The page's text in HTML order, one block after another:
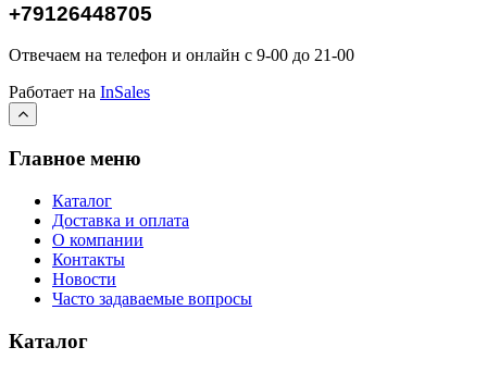
+79126448705
Отвечаем на телефон и онлайн с 9-00 до 21-00
Работает на InSales
Главное меню
Каталог
Доставка и оплата
О компании
Контакты
Новости
Часто задаваемые вопросы
Каталог